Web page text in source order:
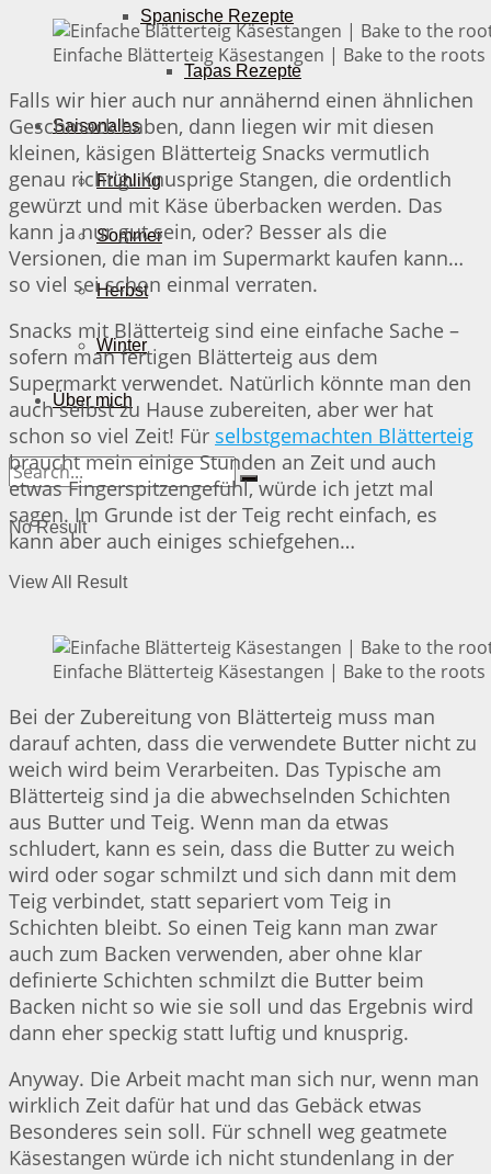
Spanische Rezepte
Tapas Rezepte
Saisonales
Frühling
Sommer
Herbst
Winter
Über mich
No Result
View All Result
Einfache Blätterteig Käsestangen | Bake to the roots
Falls wir hier auch nur annähernd einen ähnlichen
Geschmack haben, dann liegen wir mit diesen
kleinen, käsigen Blätterteig Snacks vermutlich
genau richtig. Knusprige Stangen, die ordentlich
gewürzt und mit Käse überbacken werden. Das
kann ja nur gut sein, oder? Besser als die
Versionen, die man im Supermarkt kaufen kann…
so viel sei schon einmal verraten.
Snacks mit Blätterteig sind eine einfache Sache –
sofern man fertigen Blätterteig aus dem
Supermarkt verwendet. Natürlich könnte man den
auch selbst zu Hause zubereiten, aber wer hat
schon so viel Zeit! Für selbstgemachten Blätterteig
braucht mein einige Stunden an Zeit und auch
etwas Fingerspitzengefühl, würde ich jetzt mal
sagen. Im Grunde ist der Teig recht einfach, es
kann aber auch einiges schiefgehen…
Einfache Blätterteig Käsestangen | Bake to the roots
Bei der Zubereitung von Blätterteig muss man
darauf achten, dass die verwendete Butter nicht zu
weich wird beim Verarbeiten. Das Typische am
Blätterteig sind ja die abwechselnden Schichten
aus Butter und Teig. Wenn man da etwas
schludert, kann es sein, dass die Butter zu weich
wird oder sogar schmilzt und sich dann mit dem
Teig verbindet, statt separiert vom Teig in
Schichten bleibt. So einen Teig kann man zwar
auch zum Backen verwenden, aber ohne klar
definierte Schichten schmilzt die Butter beim
Backen nicht so wie sie soll und das Ergebnis wird
dann eher speckig statt luftig und knusprig.
Anyway. Die Arbeit macht man sich nur, wenn man
wirklich Zeit dafür hat und das Gebäck etwas
Besonderes sein soll. Für schnell weg geatmete
Käsestangen würde ich nicht stundenlang in der